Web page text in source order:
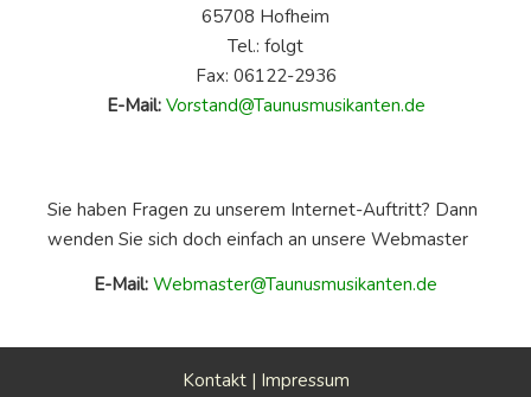
65708 Hofheim
Tel.: folgt
Fax: 06122-2936
E-Mail: Vorstand@Taunusmusikanten.de
Sie haben Fragen zu unserem Internet-Auftritt? Dann
wenden Sie sich doch einfach an unsere Webmaster
E-Mail: Webmaster@Taunusmusikanten.de
Kontakt| Impressum